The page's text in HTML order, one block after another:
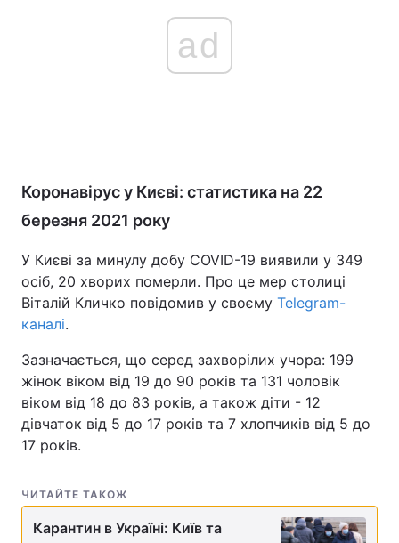
ad
Коронавірус у Києві: статистика на 22
березня 2021 року
У Києві за минулу добу COVID-19 виявили у 349
осіб, 20 хворих померли. Про це мер столиці
Віталій Кличко повідомив у своєму Telegram-
каналі.
Зазначається, що серед захворілих учора: 199
жінок віком від 19 до 90 років та 131 чоловік
віком від 18 до 83 років, а також діти - 12
дівчаток від 5 до 17 років та 7 хлопчиків від 5 до
17 років.
ЧИТАЙТЕ ТАКОЖ
Карантин в Україні: Київ та